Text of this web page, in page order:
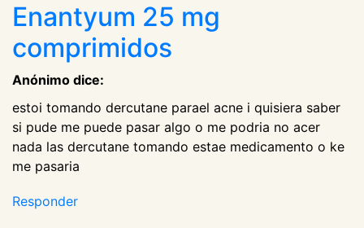
Enantyum 25 mg
comprimidos
Anónimo dice:
estoi tomando dercutane parael acne i quisiera saber
si pude me puede pasar algo o me podria no acer
nada las dercutane tomando estae medicamento o ke
me pasaria
Responder